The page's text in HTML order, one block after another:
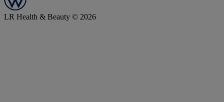
LR Health & Beauty © 2026